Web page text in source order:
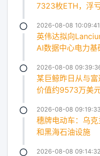
7323枚ETH，浮
2026-08-08 10:09:41
英伟达拟向
AI数据中心电力基
2026-08-08
某巨鲸昨日从与富
价值约9573万美
2026-08-08 09:19:33
穗牌电动车：乌
和黑海石油设施
2026-08-08 09:14:32